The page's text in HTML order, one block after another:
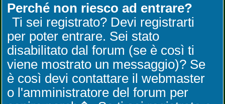
Perché non riesco ad entrare?
Ti sei registrato? Devi registrarti
per poter entrare. Sei stato
disabilitato dal forum (se è così ti
viene mostrato un messaggio)? Se
è così devi contattare il webmaster
o l'amministratore del forum per